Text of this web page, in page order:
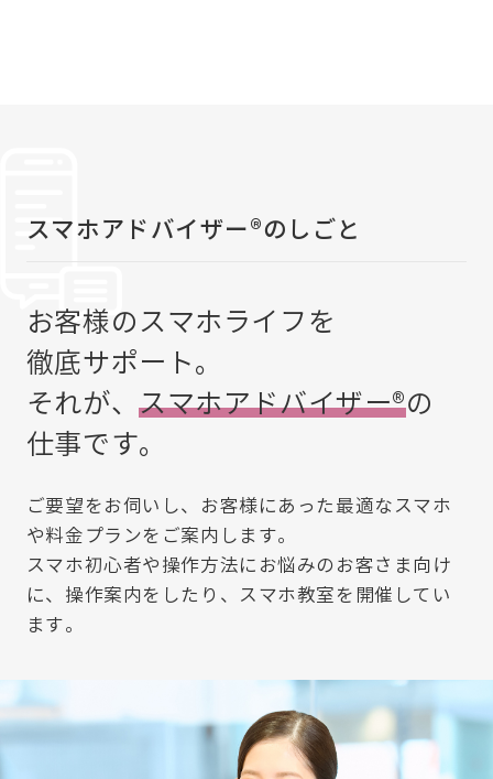
スマホアドバイザー®のしごと
お客様のスマホライフを
徹底サポート。
それが、スマホアドバイザー®の
仕事です。
ご要望をお伺いし、お客様にあった最適なスマホ
や料金プランをご案内します。
スマホ初心者や操作方法にお悩みのお客さま向け
に、操作案内をしたり、スマホ教室を開催してい
ます。